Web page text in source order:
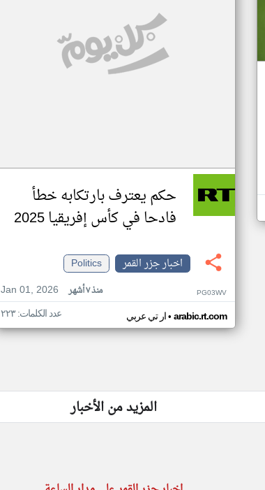
حكم يعترف بارتكابه خطأ
فادحا في كأس إفريقيا 2025
اخبار جزر القمر
Politics
Jan 01, 2026
منذ ٧ أشهر PG03WV
ار تي عربي• arabic.rt.com عدد الكلمات: ٢٢٣
المزيد من الأخبار